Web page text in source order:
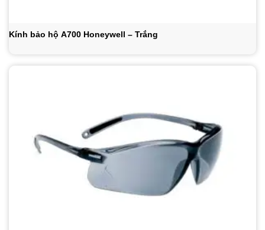
Kính bảo hộ A700 Honeywell – Trắng